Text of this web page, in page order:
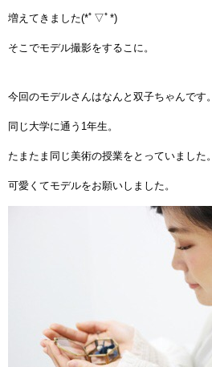
増えてきました(*ﾟ▽ﾟ*)
そこでモデル撮影をするこに。
今回のモデルさんはなんと双子ちゃんです。
同じ大学に通う1年生。
たまたま同じ美術の授業をとっていました。
可愛くてモデルをお願いしました。